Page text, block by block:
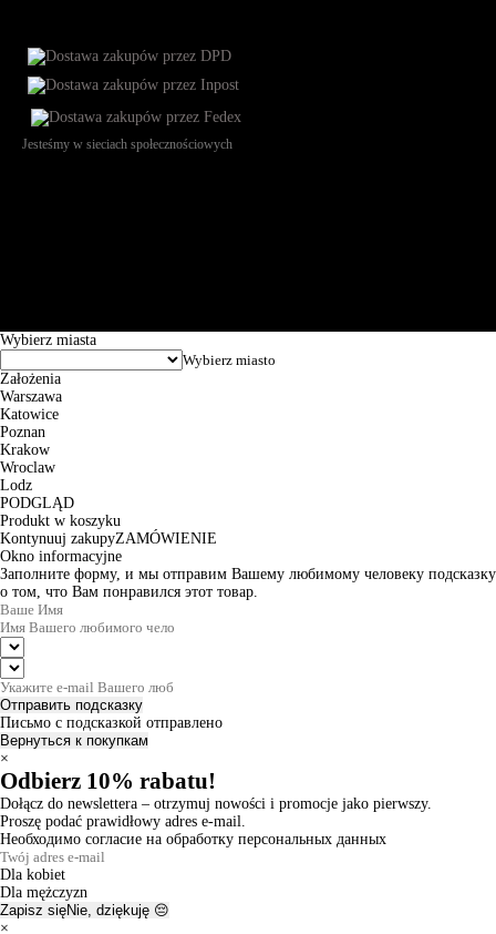
Jesteśmy w sieciach społecznościowych
Wybierz miasta
Założenia
Warszawa
Katowice
Poznan
Krakow
Wroclaw
Lodz
PODGLĄD
Produkt w koszyku
Kontynuuj zakupyZAMÓWIENIE
Okno informacyjne
Заполните форму, и мы отправим Вашему любимому человеку подсказку
о том, что Вам понравился этот товар.
Отправить подсказку
Письмо с подсказкой отправлено
Вернуться к покупкам
×
Odbierz 10% rabatu!
Dołącz do newslettera – otrzymuj nowości i promocje jako pierwszy.
Proszę podać prawidłowy adres e-mail.
Необходимо согласие на обработку персональных данных
Dla kobiet
Dla mężczyzn
Zapisz sięNie, dziękuję 😔
×